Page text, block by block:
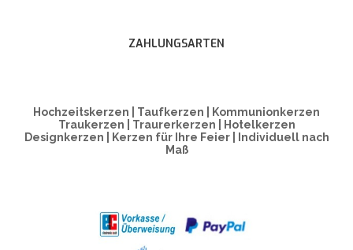
ZAHLUNGSARTEN
Hochzeitskerzen | Taufkerzen | Kommunionkerzen
Traukerzen | Traurerkerzen | Hotelkerzen
Designkerzen | Kerzen für Ihre Feier | Individuell nach
Maß